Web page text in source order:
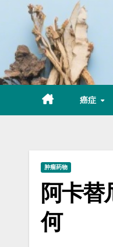
content
癌症
肿瘤药物
阿卡
何